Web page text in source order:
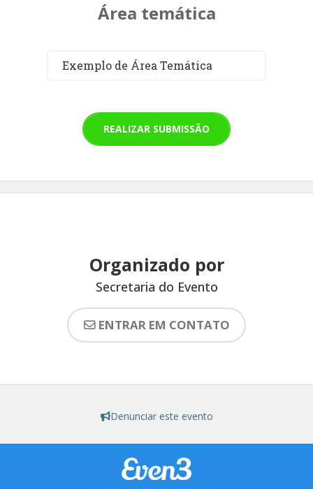
Área temática
Exemplo de Área Temática
REALIZAR SUBMISSÃO
Organizado por
Secretaria do Evento
ENTRAR EM CONTATO
Denunciar este evento